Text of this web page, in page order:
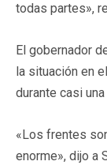
todas partes»,
El gobernador
la situación en
durante casi
«Los frentes
enorme», dijo a